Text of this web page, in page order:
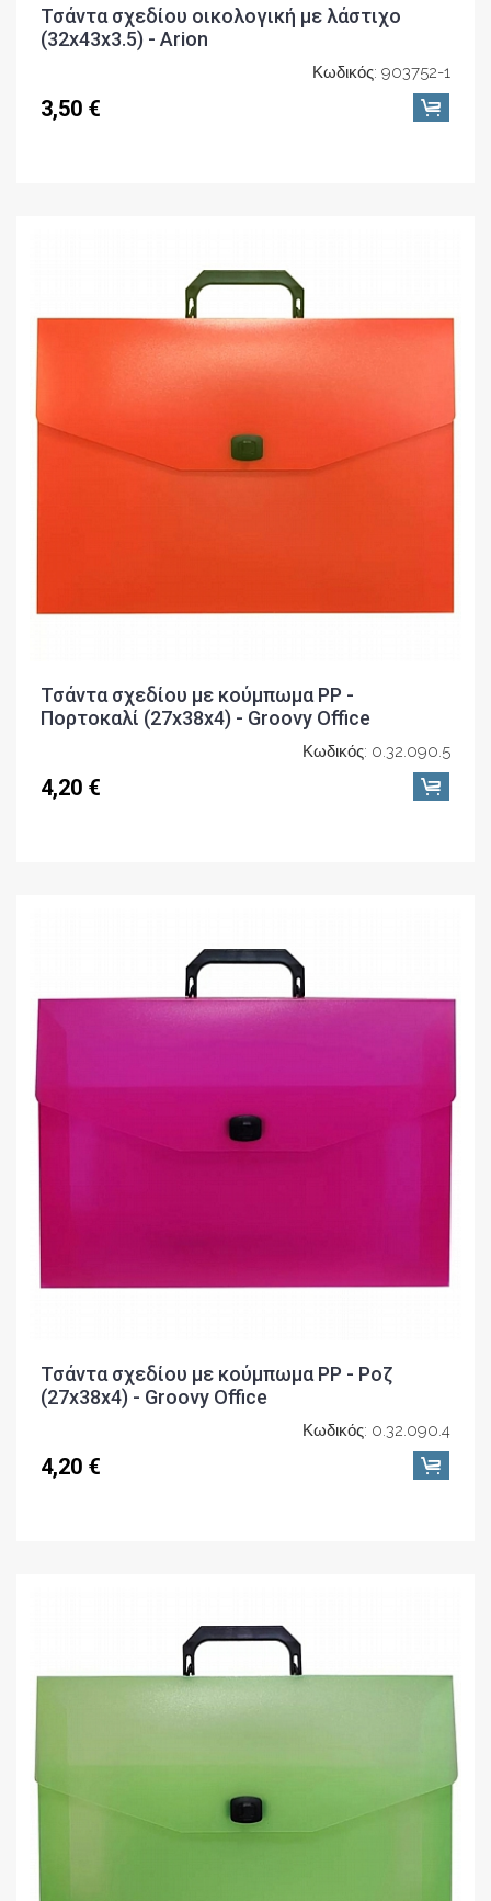
Τσάντα σχεδίου οικολογική με λάστιχο
(32x43x3.5) - Arion
Κωδικός: 903752-1
3,50 €
Τσάντα σχεδίου με κούμπωμα PP -
Πορτοκαλί (27x38x4) - Groovy Office
Κωδικός: 0.32.090.5
4,20 €
Τσάντα σχεδίου με κούμπωμα PP - Ροζ
(27x38x4) - Groovy Office
Κωδικός: 0.32.090.4
4,20 €